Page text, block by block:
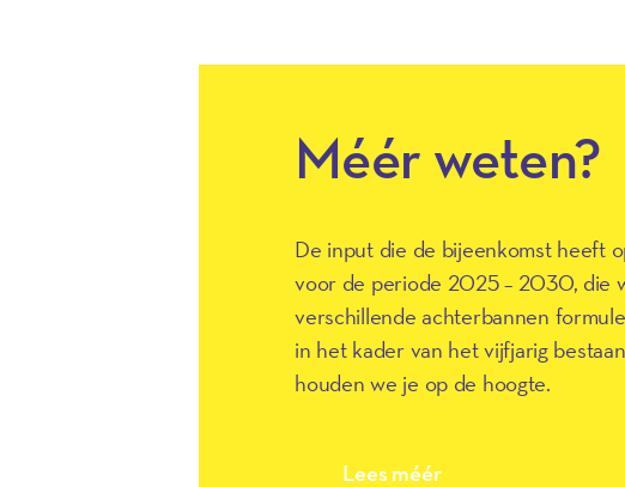
Méér weten?
De input die de bijeenkomst heeft
voor de periode 2025 – 2030, die
verschillende achterbannen
in het kader van het vijfjarig
houden we je op de hoogte.
Lees méér